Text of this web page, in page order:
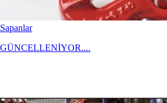
Sapanlar
GÜNCELLENİYOR....